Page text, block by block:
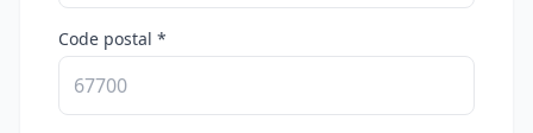
Code postal *